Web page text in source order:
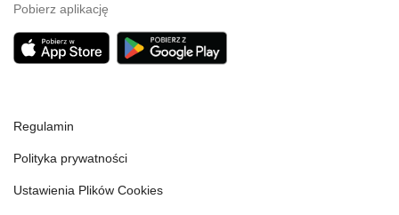
Pobierz aplikację
Regulamin
Polityka prywatności
Ustawienia Plików Cookies